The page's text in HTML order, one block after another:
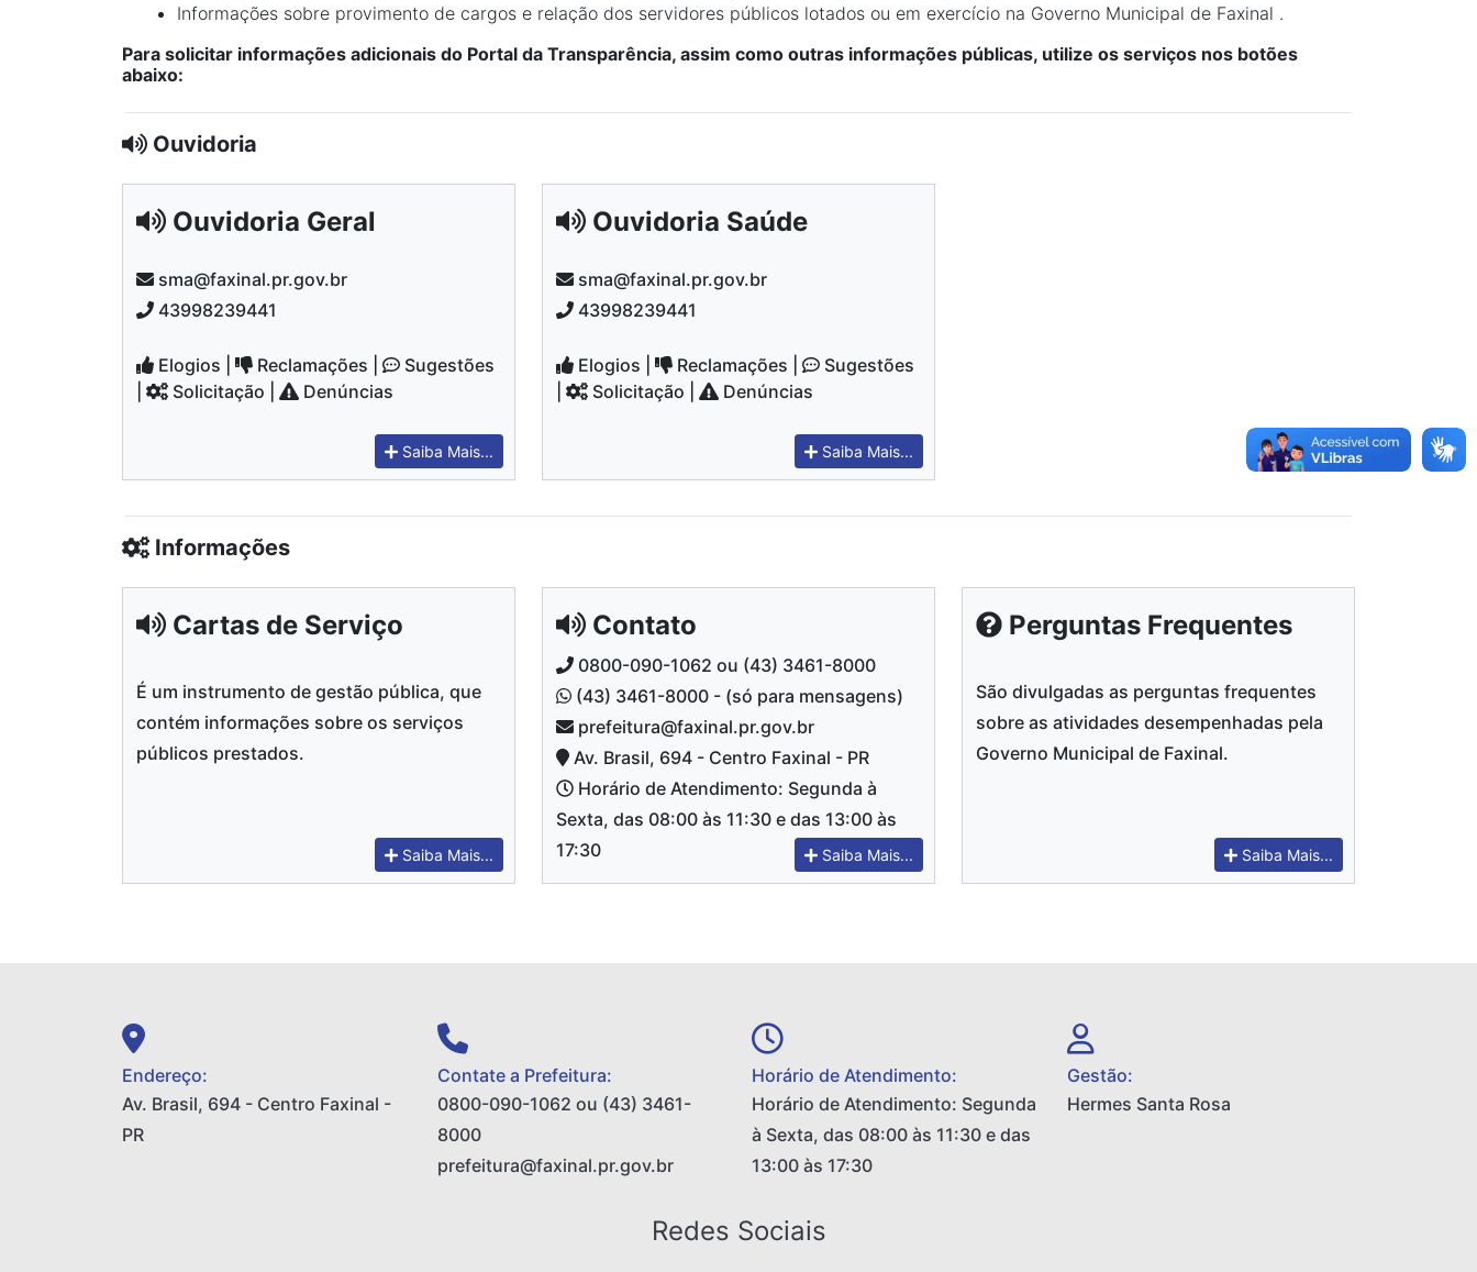
Informações sobre provimento de cargos e relação dos servidores públicos lotados ou em exercício na Governo Municipal de Faxinal .
Para solicitar informações adicionais do Portal da Transparência, assim como outras informações públicas, utilize os serviços nos botões
abaixo:
Ouvidoria
Ouvidoria Geral
sma@faxinal.pr.gov.br
43998239441
Elogios | Reclamações |
Sugestões
Solicitação | Denúncias
Saiba Mais...
Ouvidoria Saúde
sma@faxinal.pr.gov.br
43998239441
Elogios | Reclamações |
Sugestões
Solicitação | Denúncias
Saiba Mais...
Informações
Cartas de Serviço
É um instrumento de gestão pública, que
contém informações sobre os serviços
públicos prestados.
Saiba Mais...
Contato
0800-090-1062 ou (43) 3461-8000
(43) 3461-8000 - (só para mensagens)
prefeitura@faxinal.pr.gov.br
Av. Brasil, 694 - Centro Faxinal - PR
Horário de Atendimento: Segunda à
Sexta, das 08:00 às 11:30 e das 13:00 às
17:30
Saiba Mais...
Perguntas Frequentes
São divulgadas as perguntas frequentes
sobre as atividades desempenhadas pela
Governo Municipal de Faxinal.
Saiba Mais...
Endereço:
Av. Brasil, 694 - Centro Faxinal -
PR
Contate a Prefeitura:
0800-090-1062 ou (43) 3461-
8000
prefeitura@faxinal.pr.gov.br
Horário de Atendimento:
Horário de Atendimento: Segunda
à Sexta, das 08:00 às 11:30 e das
13:00 às 17:30
Gestão:
Hermes Santa Rosa
Redes Sociais